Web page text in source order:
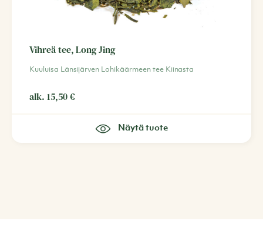
Vihreä tee, Long Jing
Kuuluisa Länsijärven Lohikäärmeen tee Kiinasta
alk. 15,50€
Näytä tuote